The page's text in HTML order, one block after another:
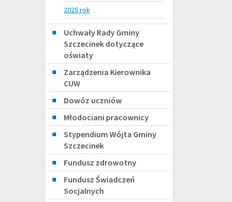
2025 rok
Uchwały Rady Gminy
Szczecinek dotyczące
oświaty
Zarządzenia Kierownika
CUW
Dowóz uczniów
Młodociani pracownicy
Stypendium Wójta Gminy
Szczecinek
Fundusz zdrowotny
Fundusz Świadczeń
Socjalnych